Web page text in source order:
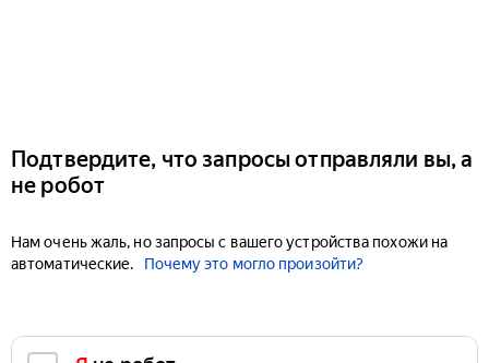
Подтвердите, что запросы отправляли вы, а
не робот
Нам очень жаль, но запросы с вашего устройства похожи на
автоматические.
Почему это могло произойти?